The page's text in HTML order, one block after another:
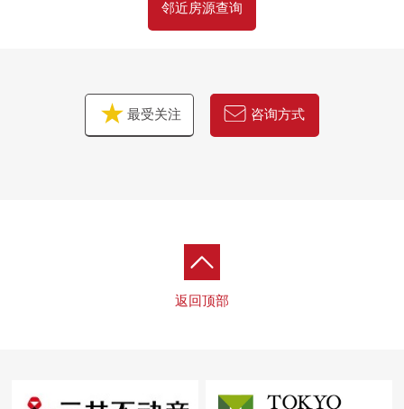
邻近房源查询
最受关注 咨询方式
返回顶部